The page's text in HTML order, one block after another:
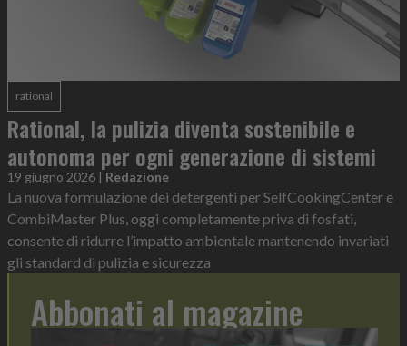
rational
Rational, la pulizia diventa sostenibile e
autonoma per ogni generazione di sistemi
19 giugno 2026 | Redazione
La nuova formulazione dei detergenti per SelfCookingCenter e
CombiMaster Plus, oggi completamente priva di fosfati,
consente di ridurre l’impatto ambientale mantenendo invariati
gli standard di pulizia e sicurezza
Abbonati al magazine